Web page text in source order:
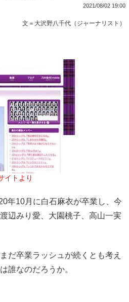
2021/08/02 19:00
文＝ 大沢野八千代（ジャーナリスト）
イトより
年10月に白石麻衣が卒業し、今
辺みり愛、大園桃子、高山一実
だ卒業ラッシュが続くとも考え
誰なのだろうか。